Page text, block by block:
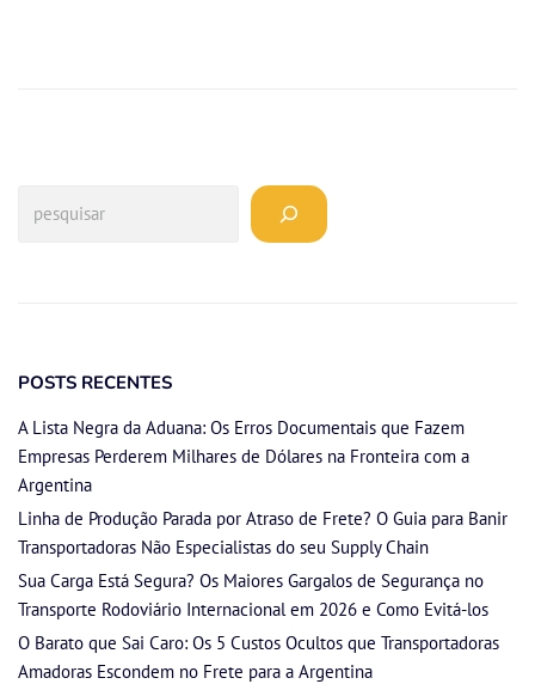
POSTS RECENTES
A Lista Negra da Aduana: Os Erros Documentais que Fazem
Empresas Perderem Milhares de Dólares na Fronteira com a
Argentina
Linha de Produção Parada por Atraso de Frete? O Guia para Banir
Transportadoras Não Especialistas do seu Supply Chain
Sua Carga Está Segura? Os Maiores Gargalos de Segurança no
Transporte Rodoviário Internacional em 2026 e Como Evitá-los
O Barato que Sai Caro: Os 5 Custos Ocultos que Transportadoras
Amadoras Escondem no Frete para a Argentina